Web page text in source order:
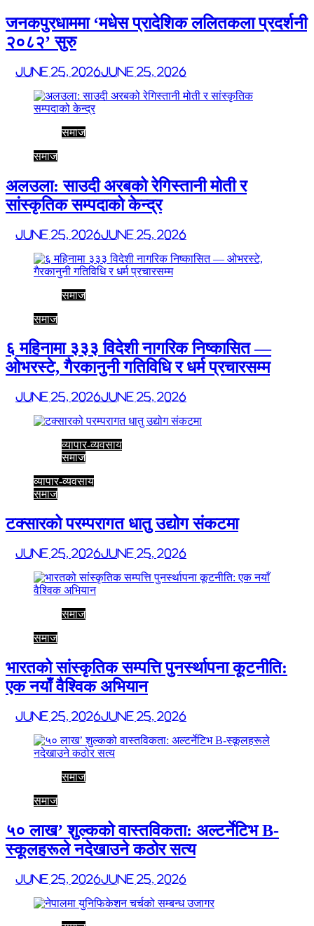
जनकपुरधाममा ‘मधेस प्रादेशिक ललितकला प्रदर्शनी
२०८२’ सुरु
June 25, 2026June 25, 2026
समाज
समाज
अलउला: साउदी अरबको रेगिस्तानी मोती र
सांस्कृतिक सम्पदाको केन्द्र
June 25, 2026June 25, 2026
समाज
समाज
६ महिनामा ३३३ विदेशी नागरिक निष्कासित —
ओभरस्टे, गैरकानुनी गतिविधि र धर्म प्रचारसम्म
June 25, 2026June 25, 2026
व्यापार-व्यवसाय
समाज
व्यापार-व्यवसाय
समाज
टक्सारको परम्परागत धातु उद्योग संकटमा
June 25, 2026June 25, 2026
समाज
समाज
भारतको सांस्कृतिक सम्पत्ति पुनर्स्थापना कूटनीति:
एक नयाँ वैश्विक अभियान
June 25, 2026June 25, 2026
समाज
समाज
५० लाख’ शुल्कको वास्तविकता: अल्टर्नेटिभ B-
स्कूलहरूले नदेखाउने कठोर सत्य
June 25, 2026June 25, 2026